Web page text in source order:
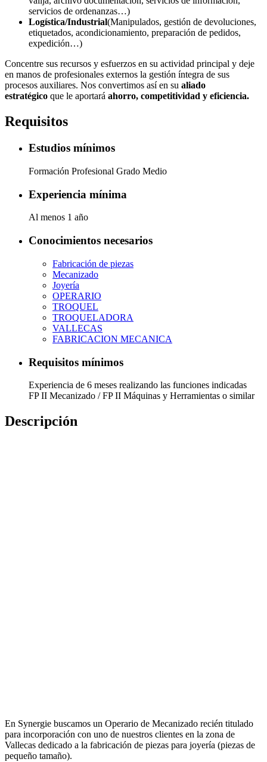
servicios de ordenanzas…)
Logística/Industrial(Manipulados, gestión de devoluciones,
etiquetados, acondicionamiento, preparación de pedidos,
expedición…)
Concentre sus recursos y esfuerzos en su actividad principal y deje
en manos de profesionales externos la gestión íntegra de sus
procesos auxiliares. Nos convertimos así en su aliado
estratégico que le aportará ahorro, competitividad y eficiencia.
Requisitos
Estudios mínimos
Formación Profesional Grado Medio
Experiencia mínima
Al menos 1 año
Conocimientos necesarios
Fabricación de piezas
Mecanizado
Joyería
OPERARIO
TROQUEL
TROQUELADORA
VALLECAS
FABRICACION MECANICA
Requisitos mínimos
Experiencia de 6 meses realizando las funciones indicadas
FP II Mecanizado / FP II Máquinas y Herramientas o similar
Descripción
En Synergie buscamos un Operario de Mecanizado recién titulado
para incorporación con uno de nuestros clientes en la zona de
Vallecas dedicado a la fabricación de piezas para joyería (piezas de
pequeño tamaño).